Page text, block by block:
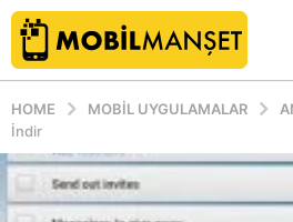
HOME MOBIL UYGULAMALAR
İndir